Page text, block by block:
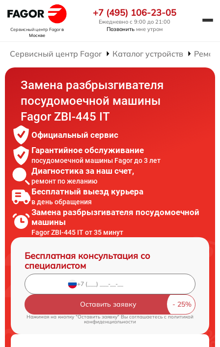
Сервисный центр Fagorв
Москве
+7 (495) 106-23-05
Ежедневно с 9:00 до 21:00
Позвонить мне утром
Сервисный центр Fagor Каталог устройств
Замена разбрызгивателя
посудомоечной машины
Fagor ZBI-445 IT
Официальный сервис
Гарантийное обслуживание
посудомоечной машины Fagor до 3 лет
Диагностика за наш счет,
ремонт по желанию
Бесплатный выезд курьера
в день обращения
Замена разбрызгивателя посудомоечной
машины
Fagor ZBI-445 IT от 35 минут
Бесплатная консультация со
специалистом
Оставить заявку
Нажимая на кнопку "Оставить заявку" Вы соглашаетесь cполитикой
конфиденциальности